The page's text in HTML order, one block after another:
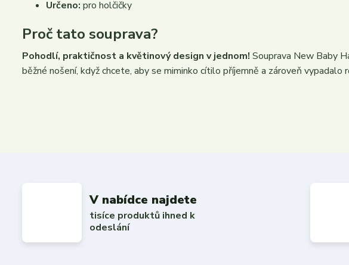
Určeno: pro holčičky
Proč tato souprava?
Pohodlí, praktičnost a květinový design v jednom! Souprava New Baby
běžné nošení, když chcete, aby se miminko cítilo příjemně a zároveň vypadalo
V nabídce najdete
tisíce produktů ihned k
odeslání